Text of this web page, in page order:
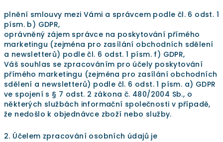
plnění smlouvy mezi Vámi a správcem podle čl. 6 odst. 1
písm. b) GDPR,
oprávněný zájem správce na poskytování přímého
marketingu (zejména pro zasílání obchodních sdělení
a newsletterů) podle čl. 6 odst. 1 písm. f) GDPR,
Váš souhlas se zpracováním pro účely poskytování
přímého marketingu (zejména pro zasílání obchodních
sdělení a newsletterů) podle čl. 6 odst. 1 písm. a) GDPR
ve spojení s § 7 odst. 2 zákona č. 480/2004 Sb., o
některých službách informační společnosti v případě,
že nedošlo k objednávce zboží nebo služby.
2. Účelem zpracování osobních údajů je